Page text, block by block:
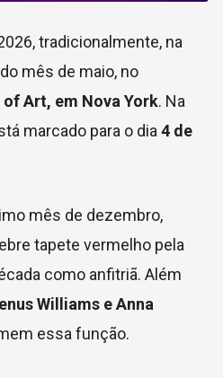
tradicionalmente, na
mês de maio, no
Art, em Nova York. Na
marcado para o dia4 de
mês de dezembro,
tapete vermelho pela
como anfitriã. Além
Williams e Anna
essa função.